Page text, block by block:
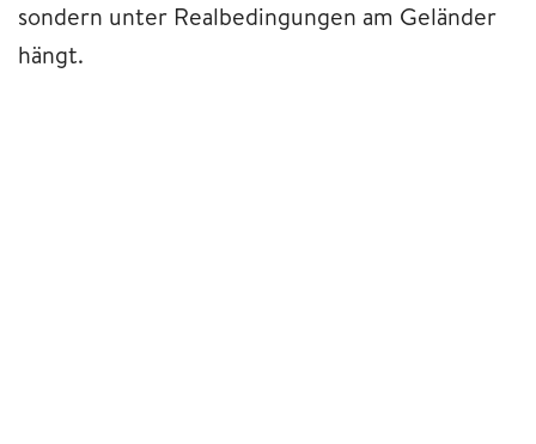
sondern unter Realbedingungen am Geländer
hängt.